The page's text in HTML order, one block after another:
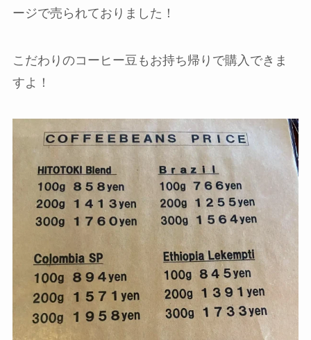
ージで売られておりました！
こだわりのコーヒー豆もお持ち帰りで購入できま
すよ！